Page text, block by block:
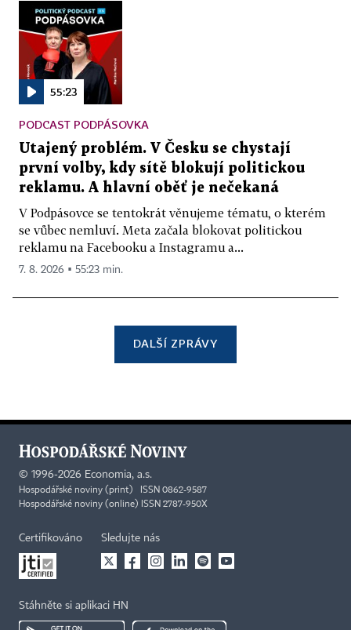
55:23
PODCAST PODPÁSOVKA
Utajený problém. V Česku se chystají
první volby, kdy sítě blokují politickou
reklamu. A hlavní oběť je nečekaná
V Podpásovce se tentokrát věnujeme tématu, o kterém
se vůbec nemluví. Meta začala blokovat politickou
reklamu na Facebooku a Instagramu a...
7. 8. 2026 ▪ 55:23 min.
DALŠÍ ZPRÁVY
© 1996-2026 Economia, a.s.
Hospodářské noviny (print) ISSN 0862-9587
Hospodářské noviny (online) ISSN 2787-950X
Certifikováno Sledujte nás
Stáhněte si aplikaci HN